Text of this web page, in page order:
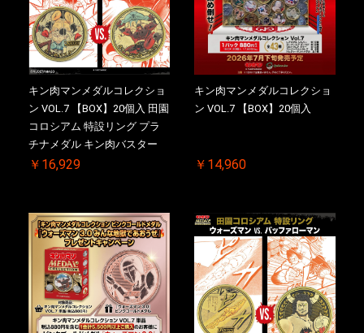
キン肉マンメダルコレクショ
ン VOL.7 【BOX】20個入 田園
コロシアム 特設リング プラ
チナメダル キン肉バスター
VS. キン肉バスターやぶり 初
メダル(非売品)付
￥16,929
キン肉マンメダルコレクショ
ン VOL.7 【BOX】20個入
￥14,960